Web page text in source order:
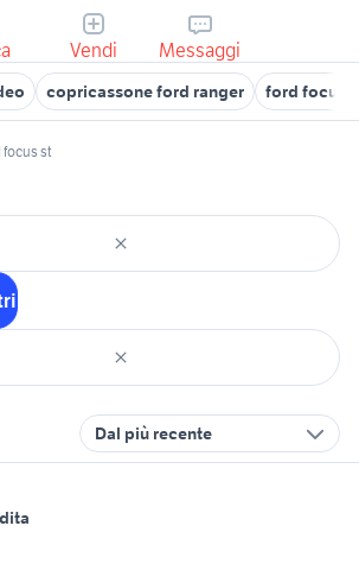
Vendi Messaggi
copricassone ford ranger ford focus
focus st
Dal più recente